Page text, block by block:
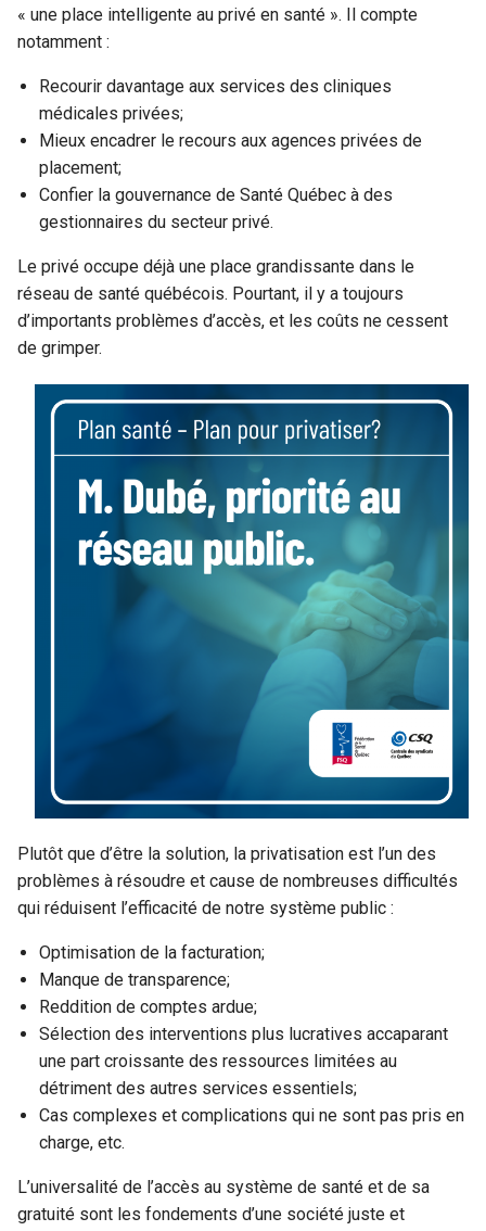
« une place intelligente au privé en santé ». Il compte
notamment :
Recourir davantage aux services des cliniques
médicales privées;
Mieux encadrer le recours aux agences privées de
placement;
Confier la gouvernance de Santé Québec à des
gestionnaires du secteur privé.
Le privé occupe déjà une place grandissante dans le
réseau de santé québécois. Pourtant, il y a toujours
d’importants problèmes d’accès, et les coûts ne cessent
de grimper.
Plutôt que d’être la solution, la privatisation est l’un des
problèmes à résoudre et cause de nombreuses difficultés
qui réduisent l’efficacité de notre système public :
Optimisation de la facturation;
Manque de transparence;
Reddition de comptes ardue;
Sélection des interventions plus lucratives accaparant
une part croissante des ressources limitées au
détriment des autres services essentiels;
Cas complexes et complications qui ne sont pas pris en
charge, etc.
L’universalité de l’accès au système de santé et de sa
gratuité sont les fondements d’une société juste et